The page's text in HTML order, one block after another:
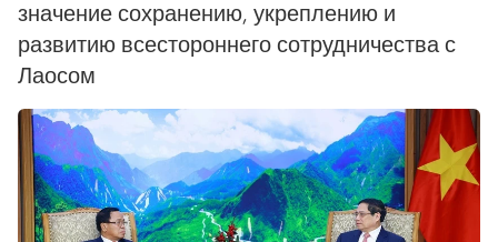
значение сохранению, укреплению и
развитию всестороннего сотрудничества с
Лаосом